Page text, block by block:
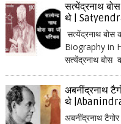
सत्येंद्रनाथ
थे |
सत्येंद्रनाथ
Biography in
सत्येंद्रनाथ बोस
अबनींद्रनाथ
थे
अबनींद्रनाथ